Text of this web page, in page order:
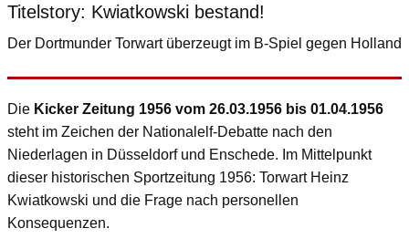
Titelstory: Kwiatkowski bestand!
Der Dortmunder Torwart überzeugt im B-Spiel gegen Holland
Die Kicker Zeitung 1956 vom 26.03.1956 bis 01.04.1956
steht im Zeichen der Nationalelf-Debatte nach den
Niederlagen in Düsseldorf und Enschede. Im Mittelpunkt
dieser historischen Sportzeitung 1956: Torwart Heinz
Kwiatkowski und die Frage nach personellen
Konsequenzen.